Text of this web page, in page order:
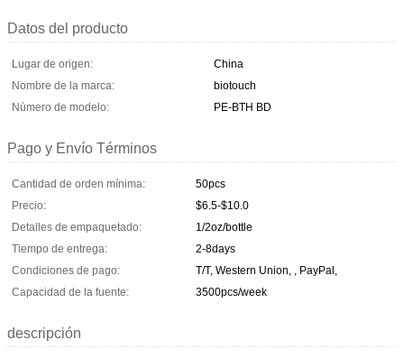
Datos del producto
Lugar de origen:
China
Nombre de la marca:
biotouch
Número de modelo:
PE-BTH BD
Pago y Envío Términos
Cantidad de orden mínima:
50pcs
Precio:
$6.5-$10.0
Detalles de empaquetado:
1/2oz/bottle
Tiempo de entrega:
2-8days
Condiciones de pago:
T/T, Western Union, , PayPal,
Capacidad de la fuente:
3500pcs/week
descripción